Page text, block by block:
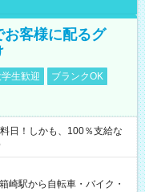
お客様に配るグ
学生歓迎
ブランクOK
日！しかも、100％支給な
箱崎駅から自転車・バイク・